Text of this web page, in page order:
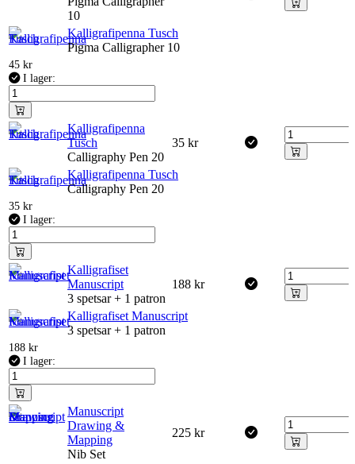
10
Kalligrafipenna Tusch
Pigma Calligrapher 10
45 kr
I lager:
Kalligrafipenna
Tusch
Calligraphy Pen 20
35 kr
Kalligrafipenna Tusch
Calligraphy Pen 20
35 kr
I lager:
Kalligrafiset
Manuscript
3 spetsar + 1 patron
188 kr
Kalligrafiset Manuscript
3 spetsar + 1 patron
188 kr
I lager:
Manuscript
Drawing &
Mapping
Nib Set
225 kr